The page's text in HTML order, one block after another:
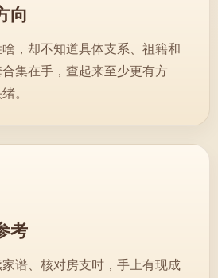
向
，却不知道具体支系、祖籍和
集在手，查起来至少更有方
。
考
谱、核对房支时，手上有现成